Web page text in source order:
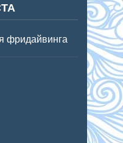
фридайвинга